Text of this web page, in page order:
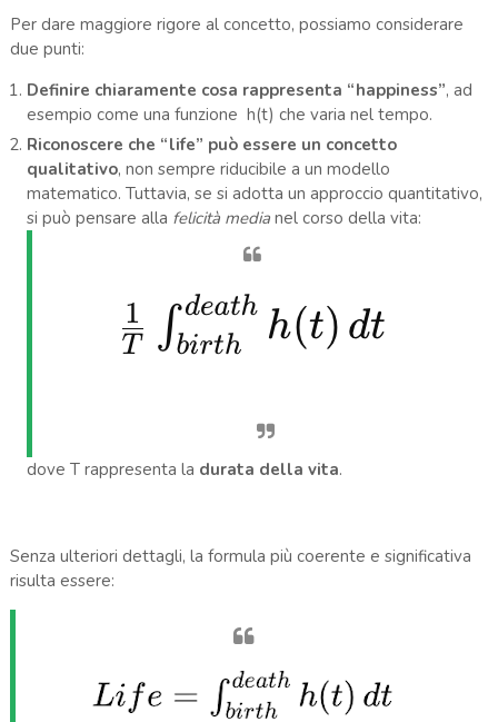
Per dare maggiore rigore al concetto, possiamo considerare
due punti:
Definire chiaramente cosa rappresenta “happiness”, ad
esempio come una funzione h(t) che varia nel tempo.
Riconoscere che “life” può essere un concetto
qualitativo, non sempre riducibile a un modello
matematico. Tuttavia, se si adotta un approccio quantitativo,
si può pensare alla felicità medianel corso della vita:
dove T rappresenta la durata della vita.
Senza ulteriori dettagli, la formula più coerente e significativa
risulta essere: